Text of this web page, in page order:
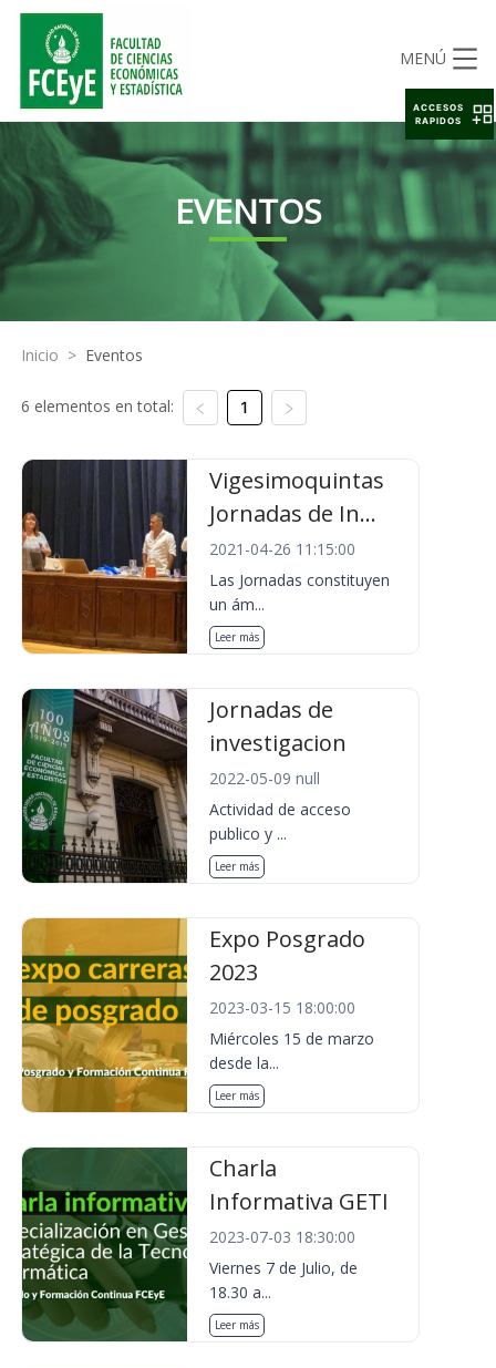
MENÚ
EVENTOS
Inicio > Eventos
6 elementos en total: 1
Vigesimoquintas
Jornadas de In...
2021-04-26 11:15:00
Las Jornadas constituyen
un ám...
Leer más
Jornadas de
investigacion
2022-05-09 null
Actividad de acceso
publico y ...
Leer más
Expo Posgrado
2023
2023-03-15 18:00:00
Miércoles 15 de marzo
desde la...
Leer más
Charla
Informativa GETI
2023-07-03 18:30:00
Viernes 7 de Julio, de
18.30 a...
Leer más
ACCESOS
RAPIDOS